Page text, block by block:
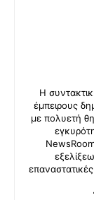
Η
έμπειρους
με πολυετή